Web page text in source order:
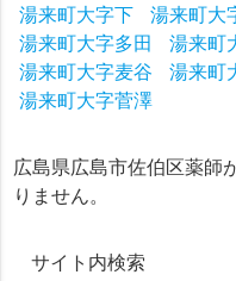
湯来町大字下
湯来町大
湯来町大字多田
湯来町
湯来町大字麦谷
湯来町
湯来町大字菅澤
広島県広島市佐伯区薬師
りません。
サイト内検索